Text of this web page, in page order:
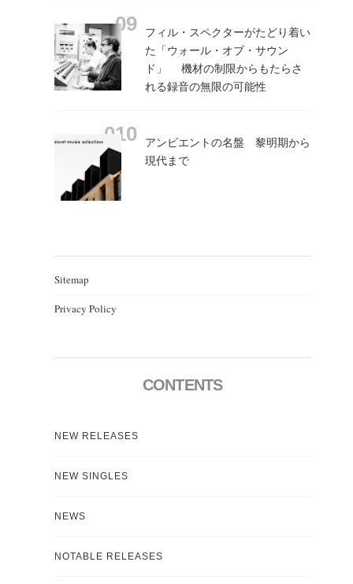
フィル・スペクターがたどり着い
た「ウォール・オブ・サウン
ド」 機材の制限からもたらさ
れる録音の無限の可能性
アンビエントの名盤 黎明期から
現代まで
Sitemap
Privacy Policy
CONTENTS
NEW RELEASES
NEW SINGLES
NEWS
NOTABLE RELEASES